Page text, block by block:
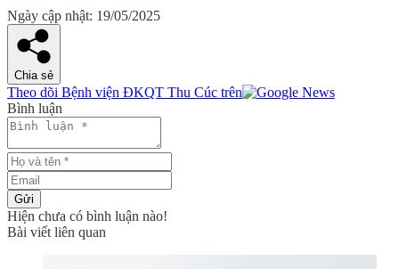
Ngày cập nhật: 19/05/2025
Chia sẻ
Theo dõi Bệnh viện ĐKQT Thu Cúc trên
Bình luận
Gửi
Hiện chưa có bình luận nào!
Bài viết liên quan